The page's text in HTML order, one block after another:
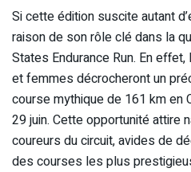
Si cette édition suscite autant
raison de son rôle clé dans la
States Endurance Run. En
et femmes décrocheront un
course mythique de 161 km en
29 juin. Cette opportunité attire
coureurs du circuit, avides de
des courses les plus